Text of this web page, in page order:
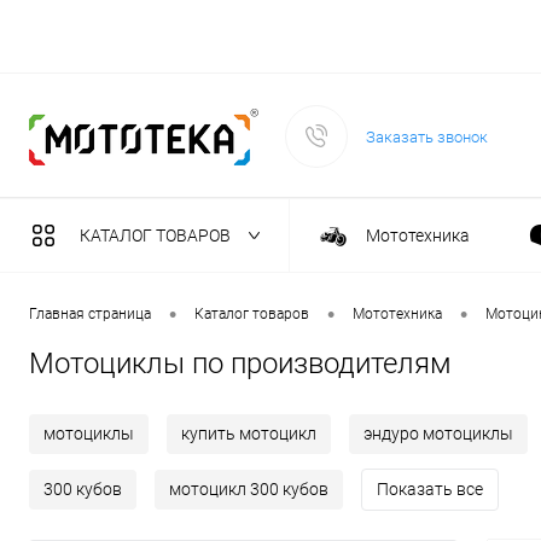
Заказать звонок
КАТАЛОГ ТОВАРОВ Мототехника
Садовая техника
Главная страница • Каталог товаров • Мототехника •
Мотоциклы по производителям
мотоциклы купить мотоцикл эндуро мотоциклы
300 кубов мотоцикл 300 кубов Показать все